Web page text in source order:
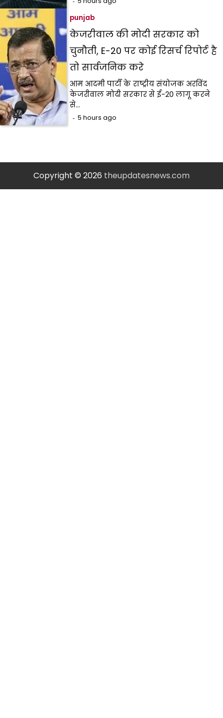
punjab
केजरीवाल की मोदी सरकार को
चुनौती, E-20 पर कोई रिसर्च रिपोर्ट है
तो सार्वजनिक करे
आम आदमी पार्टी के राष्ट्रीय संयोजक अरविंद
केजरीवाल मोदी सरकार से ई-20 लागू करने
से…
5 hours ago
Copyright © 2026 theupdatesnews.com